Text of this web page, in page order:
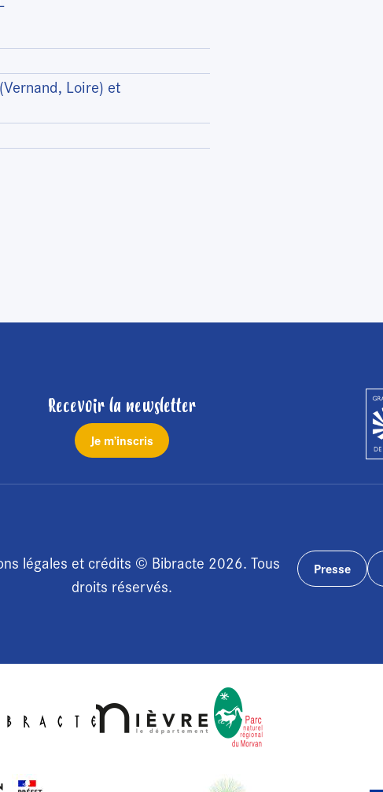
Loire) et
Recevoir la newsletter
Je m’inscris
légales et crédits © Bibracte 2026. Tous
droits réservés.
Presse